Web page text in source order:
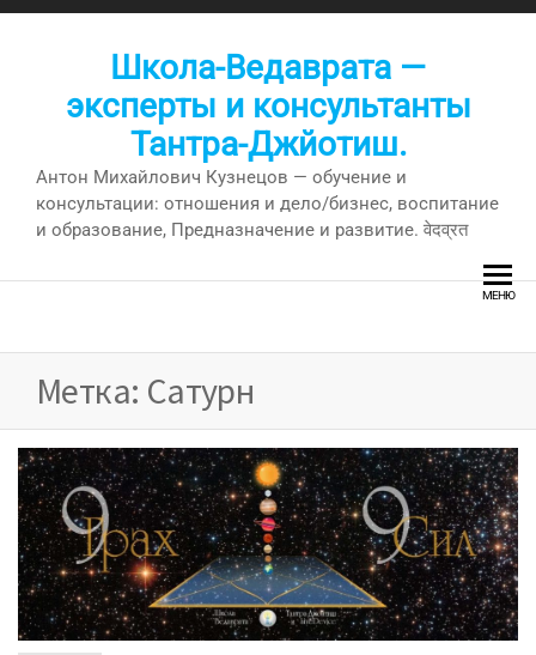
Перейти
Школа-Ведаврата —
эксперты и консультанты
Тантра-Джйотиш.
Антон Михайлович Кузнецов — обучение и
консультации: отношения и дело/бизнес, воспитание
и образование, Предназначение и развитие. वेदव्रत
МЕНЮ
Метка: Сатурн